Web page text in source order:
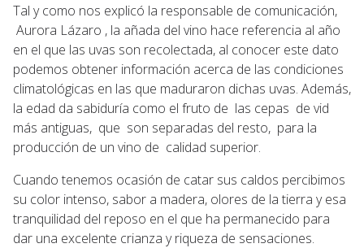
Tal y como nos explicó la responsable de comunicación,
Aurora Lázaro , la añada del vino hace referencia al año
en el que las uvas son recolectada, al conocer este dato
podemos obtener información acerca de las condiciones
climatológicas en las que maduraron dichas uvas. Además,
la edad da sabiduría como el fruto de las cepas de vid
más antiguas, que son separadas del resto, para la
producción de un vino de calidad superior.
Cuando tenemos ocasión de catar sus caldos percibimos
su color intenso, sabor a madera, olores de la tierra y esa
tranquilidad del reposo en el que ha permanecido para
dar una excelente crianza y riqueza de sensaciones.